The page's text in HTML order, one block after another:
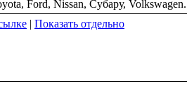
Ford, Nissan, Субару, Volkswagen.
| Показать отдельно